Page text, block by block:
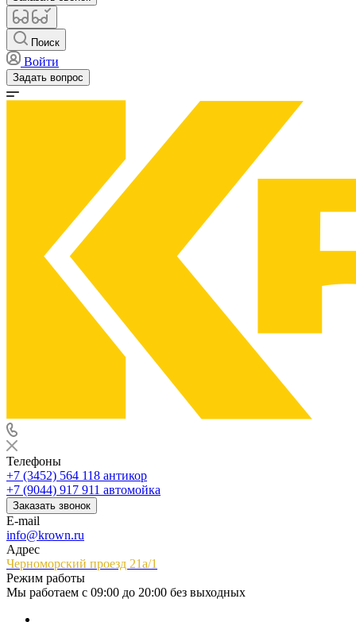
Поиск
Войти
Задать вопрос
Телефоны
+7 (3452) 564 118 антикор
+7 (9044) 917 911 автомойка
Заказать звонок
E-mail
info@krown.ru
Адрес
Черноморский проезд 21а/1
Режим работы
Мы работаем с 09:00 до 20:00 без выходных